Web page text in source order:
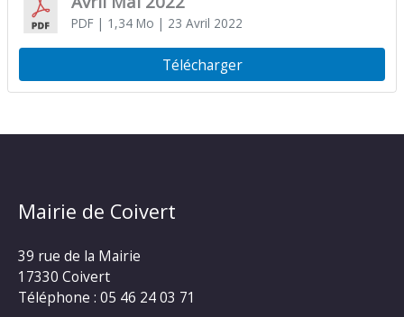
PDF| 1,34 Mo | 23 Avril 2022
Télécharger
Mairie de Coivert
39 rue de la Mairie
17330 Coivert
Téléphone : 05 46 24 03 71